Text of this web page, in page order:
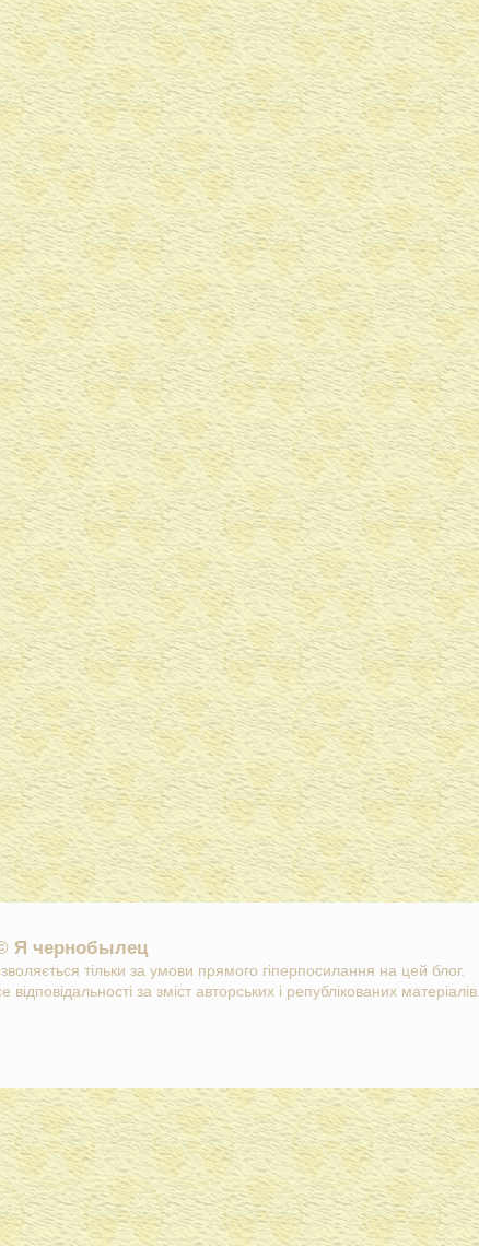
Я чернобылец
тільки за умови прямого гіперпосилання на цей блог.
за зміст авторських і републікованих матеріалів..